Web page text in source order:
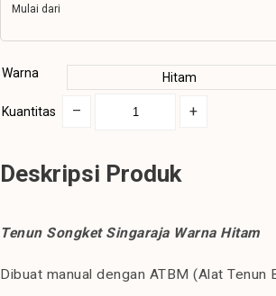
Mulai dari
Warna Hitam
Kuantitas – +
Deskripsi Produk
Tenun Songket Singaraja Warna Hitam
Dibuat manual dengan ATBM (Alat Tenun